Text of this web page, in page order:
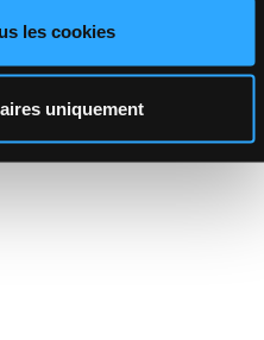
les cookies
uniquement